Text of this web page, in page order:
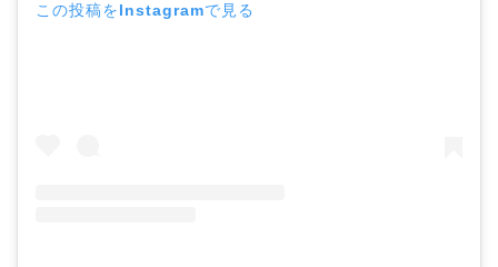
この投稿をInstagramで見る